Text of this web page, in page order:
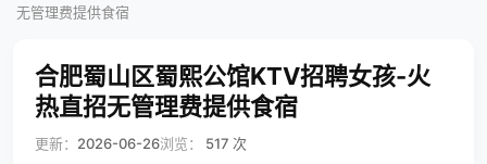
无管理费提供食宿
合肥蜀山区蜀熙公馆KTV招聘女孩-火
热直招无管理费提供食宿
更新： 2026-06-26浏览： 517 次